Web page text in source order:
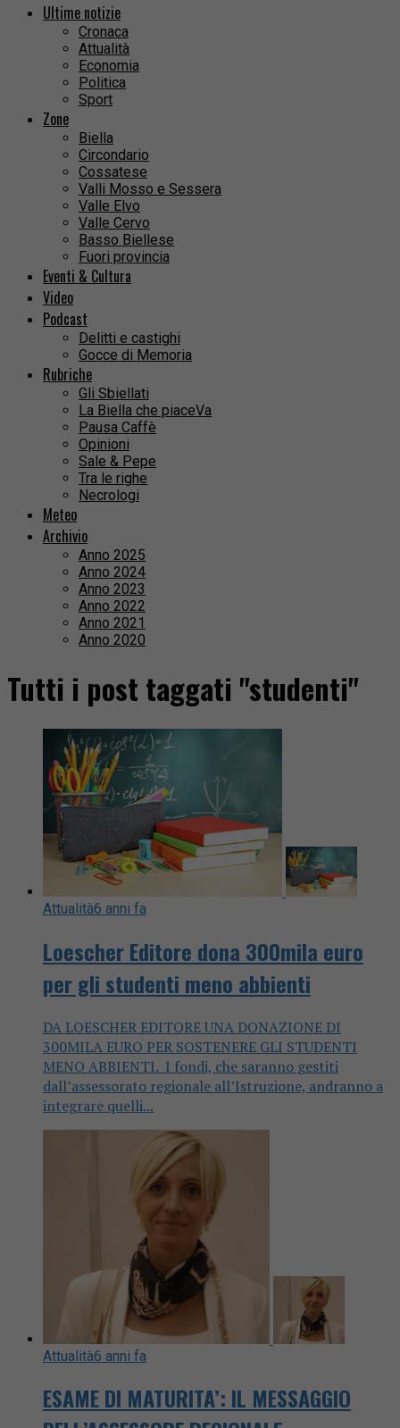
Ultime notizie
Cronaca
Attualità
Economia
Politica
Sport
Zone
Biella
Circondario
Cossatese
Valli Mosso e Sessera
Valle Elvo
Valle Cervo
Basso Biellese
Fuori provincia
Eventi & Cultura
Video
Podcast
Delitti e castighi
Gocce di Memoria
Rubriche
Gli Sbiellati
La Biella che piaceVa
Pausa Caffè
Opinioni
Sale & Pepe
Tra le righe
Necrologi
Meteo
Archivio
Anno 2025
Anno 2024
Anno 2023
Anno 2022
Anno 2021
Anno 2020
Tutti i post taggati "studenti"
Attualità6 anni fa
Loescher Editore dona 300mila euro
per gli studenti meno abbienti
DA LOESCHER EDITORE UNA DONAZIONE DI
300MILA EURO PER SOSTENERE GLI STUDENTI
MENO ABBIENTI. I fondi, che saranno gestiti
dall’assessorato regionale all’Istruzione, andranno a
integrare quelli...
Attualità6 anni fa
ESAME DI MATURITA’: IL MESSAGGIO